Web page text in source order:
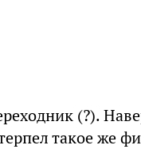
(?).
такое же